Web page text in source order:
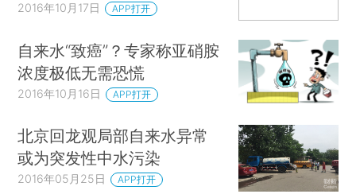
2016年10月17日 APP打开
自来水“致癌”？专家称亚硝胺
浓度极低无需恐慌
2016年10月16日 APP打开
北京回龙观局部自来水异常
或为突发性中水污染
2016年05月25日 APP打开